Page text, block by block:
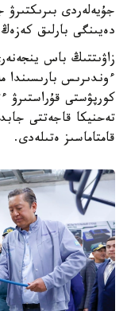
جۇيەلەردى
دەيىنگى بارلىق
زاۋىتتىڭ باس
ءوندىرىس بارىسىندا
كورپۋستى قۇراستىرۋ
تەحنيكا قاجەتتى
قامتاماسىز ەتىلەدى.